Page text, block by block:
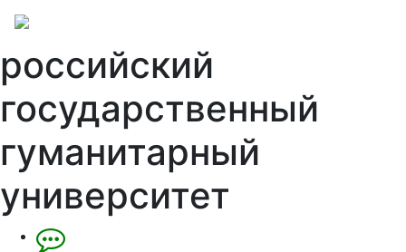
российский
государственный
гуманитарный
университет